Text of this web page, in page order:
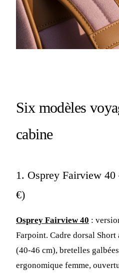
Six modèles
cabine
1. Osprey Fairview
€)
Osprey Fairview 40 :
Farpoint. Cadre dorsal Short
(40-46 cm), bretelles
ergonomique femme,